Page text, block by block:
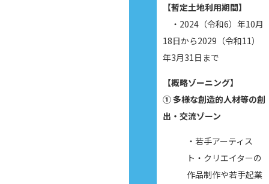
【暫定土地利用期間】
・2024（令和6）年10月
18日から2029（令和11）
年3月31日まで
【概略ゾーニング】
① 多様な創造的人材等の創
出・交流ゾーン
・若手アーティス
ト・クリエイターの
作品制作や若手起業